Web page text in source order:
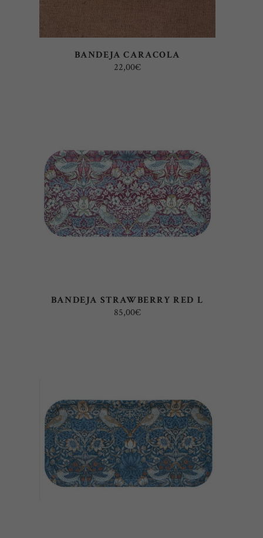
BANDEJA CARACOLA
22,00€
AÑADIR AL CARRITO
BANDEJA STRAWBERRY RED L
85,00€
AÑADIR AL CARRITO